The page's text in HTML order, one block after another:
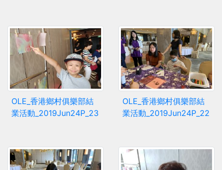
OLE_香港鄉村俱樂部結
業活動_2019Jun24P_23
OLE_香港鄉村俱樂部結
業活動_2019Jun24P_22